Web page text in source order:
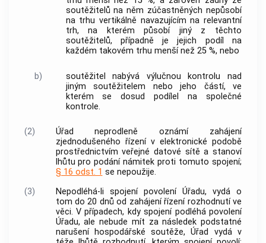
soutěžitelů na něm zúčastněných nepůsobí
na trhu vertikálně navazujícím na relevantní
trh, na kterém působí jiný z těchto
soutěžitelů, případně je jejich podíl na
každém takovém trhu menší než 25 %, nebo
b) soutěžitel nabývá výlučnou kontrolu nad
jinýmsoutěžitelem nebo jeho částí, ve
kterém se dosud podílel na společné
kontrole.
(2)
Úřad neprodleně oznámí zahájení
zjednodušeného řízení v elektronické podobě
prostřednictvím veřejné datové sítě a stanoví
lhůtu pro podání námitek proti tomuto spojení;
§ 16 odst. 1 se nepoužije.
(3)
Nepodléhá-li spojení povolení Úřadu, vydá o
tom do 20 dnů od zahájení řízení rozhodnutí ve
věci. V případech, kdy spojení podléhá povolení
Úřadu, ale nebude mít za následek podstatné
narušení hospodářské soutěže, Úřad vydá v